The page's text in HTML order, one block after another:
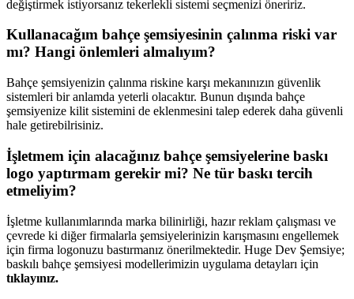
değiştirmek istiyorsanız tekerlekli sistemi seçmenizi öneririz.
Kullanacağım bahçe şemsiyesinin çalınma riski var
mı? Hangi önlemleri almalıyım?
Bahçe şemsiyenizin çalınma riskine karşı mekanınızın güvenlik
sistemleri bir anlamda yeterli olacaktır. Bunun dışında bahçe
şemsiyenize kilit sistemini de eklenmesini talep ederek daha güvenli
hale getirebilrisiniz.
İşletmem için alacağınız bahçe şemsiyelerine baskı
logo yaptırmam gerekir mi? Ne tür baskı tercih
etmeliyim?
İşletme kullanımlarında marka bilinirliği, hazır reklam çalışması ve
çevrede ki diğer firmalarla şemsiyelerinizin karışmasını engellemek
için firma logonuzu bastırmanız önerilmektedir. Huge Dev Şemsiye;
baskılı bahçe şemsiyesi modellerimizin uygulama detayları için
tıklayınız.